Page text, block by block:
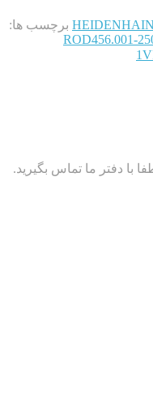
برچسب ها:
ROD456.001-
با دفتر ما تماس بگیرید.